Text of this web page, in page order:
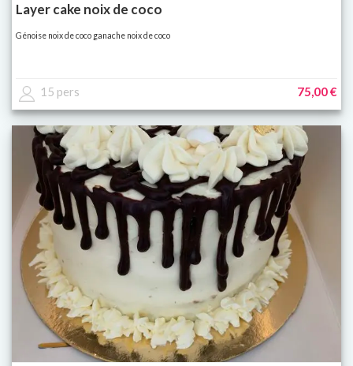
Layer cake noix de coco
Génoise noix de coco ganache noix de coco
15 pers 75,00 €